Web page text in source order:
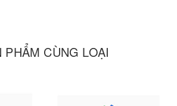
PHẨM CÙNG LOẠI